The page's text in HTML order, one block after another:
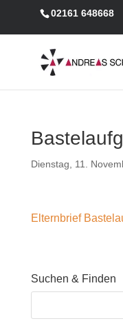
02161 648668
Dienstag, 11.
Elternbrief
Suchen & Finden